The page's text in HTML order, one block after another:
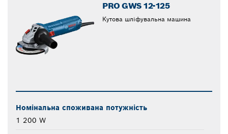
PRO GWS 12-125
Кутова шліфувальна машина
Номінальна споживана потужність
1 200 W